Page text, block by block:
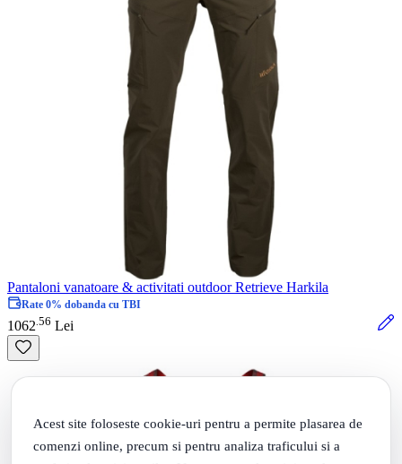
Acest site foloseste cookie-uri pentru a permite plasarea de
comenzi online, precum si pentru analiza traficului si a
Pantaloni vanatoare & activitati outdoor Retrieve Harkila
Rate 0% dobanda cu TBI
1062 56 Lei